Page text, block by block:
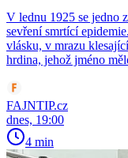
V lednu 1925 se jedno
sevření smrtící
vlásku, v mrazu
hrdina, jehož jméno
FAJNTIP.cz
dnes, 19:00
4 min